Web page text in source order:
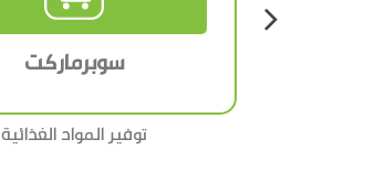
سوبرماركت
توفير المواد الغذائية